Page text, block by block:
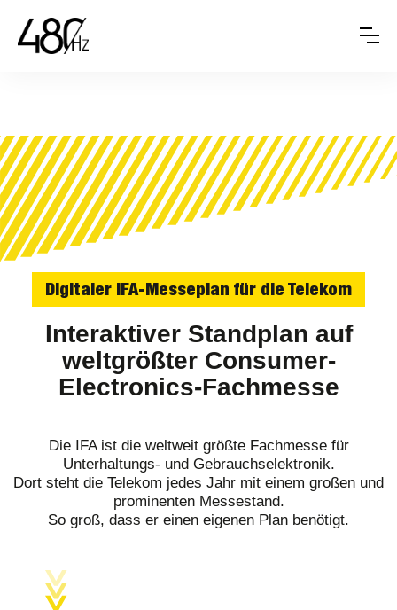
Digitaler IFA-Messeplan für die Telekom
Interaktiver Standplan auf
weltgrößter Consumer-
Electronics-Fachmesse
Die IFA ist die weltweit größte Fachmesse für
Unterhaltungs- und Gebrauchselektronik.
Dort steht die Telekom jedes Jahr mit einem großen und
prominenten Messestand.
So groß, dass er einen eigenen Plan benötigt.